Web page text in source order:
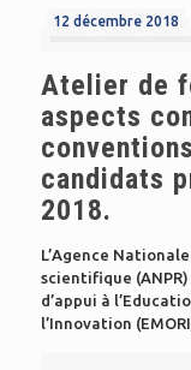
12 décembre 2018
Atelier de
aspects
candidats
2018.
L’Agence
scientifique
d’appui à
l’Innovation